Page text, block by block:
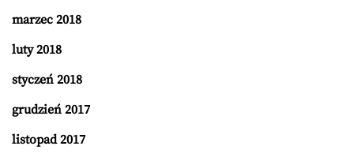
marzec 2018
luty 2018
styczeń 2018
grudzień 2017
listopad 2017